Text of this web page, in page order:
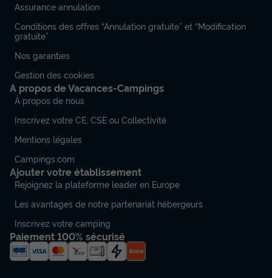
Assurance annulation
Conditions des offres “Annulation gratuite” et “Modification
gratuite”
Nos garanties
Gestion des cookies
A propos de Vacances-Campings
À propos de nous
Inscrivez votre CE, CSE ou Collectivité
Mentions légales
Campings.com
Ajouter votre établissement
Rejoignez la plateforme leader en Europe
Les avantages de notre partenariat hébergeurs
Inscrivez votre camping
Paiement 100% sécurisé